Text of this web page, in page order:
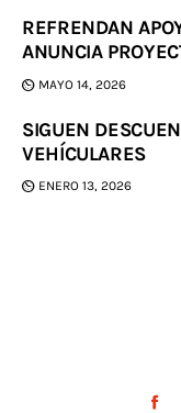
REFRENDAN
ANUNCIA
MAYO 14, 2026
SIGUEN
VEHÍCULARES
ENERO 13, 2026